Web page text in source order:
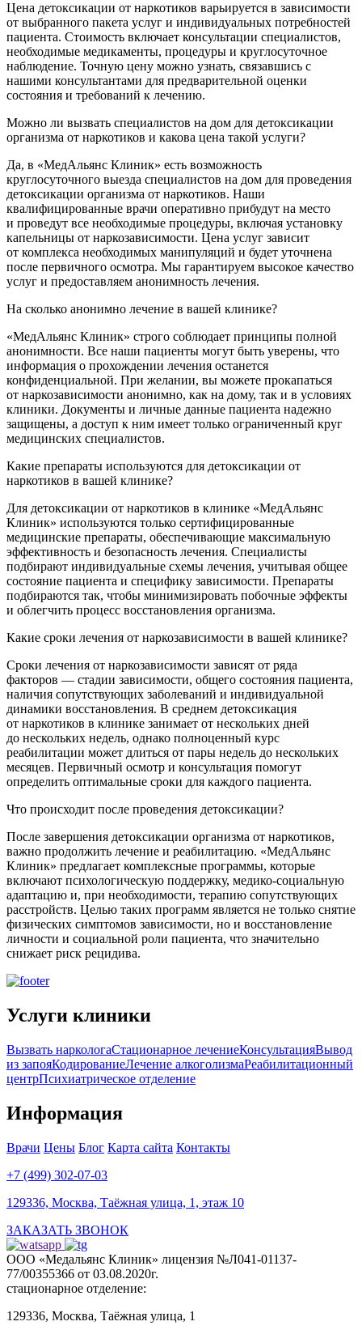
Цена детоксикации от наркотиков варьируется в зависимости
от выбранного пакета услуг и индивидуальных потребностей
пациента. Стоимость включает консультации специалистов,
необходимые медикаменты, процедуры и круглосуточное
наблюдение. Точную цену можно узнать, связавшись с
нашими консультантами для предварительной оценки
состояния и требований к лечению.
Можно ли вызвать специалистов на дом для детоксикации
организма от наркотиков и какова цена такой услуги?
Да, в «МедАльянс Клиник» есть возможность
круглосуточного выезда специалистов на дом для проведения
детоксикации организма от наркотиков. Наши
квалифицированные врачи оперативно прибудут на место
и проведут все необходимые процедуры, включая установку
капельницы от наркозависимости. Цена услуг зависит
от комплекса необходимых манипуляций и будет уточнена
после первичного осмотра. Мы гарантируем высокое качество
услуг и предоставляем анонимность лечения.
На сколько анонимно лечение в вашей клинике?
«МедАльянс Клиник» строго соблюдает принципы полной
анонимности. Все наши пациенты могут быть уверены, что
информация о прохождении лечения останется
конфиденциальной. При желании, вы можете прокапаться
от наркозависимости анонимно, как на дому, так и в условиях
клиники. Документы и личные данные пациента надежно
защищены, а доступ к ним имеет только ограниченный круг
медицинских специалистов.
Какие препараты используются для детоксикации от
наркотиков в вашей клинике?
Для детоксикации от наркотиков в клинике «МедАльянс
Клиник» используются только сертифицированные
медицинские препараты, обеспечивающие максимальную
эффективность и безопасность лечения. Специалисты
подбирают индивидуальные схемы лечения, учитывая общее
состояние пациента и специфику зависимости. Препараты
подбираются так, чтобы минимизировать побочные эффекты
и облегчить процесс восстановления организма.
Какие сроки лечения от наркозависимости в вашей клинике?
Сроки лечения от наркозависимости зависят от ряда
факторов — стадии зависимости, общего состояния пациента,
наличия сопутствующих заболеваний и индивидуальной
динамики восстановления. В среднем детоксикация
от наркотиков в клинике занимает от нескольких дней
до нескольких недель, однако полноценный курс
реабилитации может длиться от пары недель до нескольких
месяцев. Первичный осмотр и консультация помогут
определить оптимальные сроки для каждого пациента.
Что происходит после проведения детоксикации?
После завершения детоксикации организма от наркотиков,
важно продолжить лечение и реабилитацию. «МедАльянс
Клиник» предлагает комплексные программы, которые
включают психологическую поддержку, медико-социальную
адаптацию и, при необходимости, терапию сопутствующих
расстройств. Целью таких программ является не только снятие
физических симптомов зависимости, но и восстановление
личности и социальной роли пациента, что значительно
снижает риск рецидива.
Услуги клиники
Вызвать наркологаСтационарное лечениеКонсультацияВывод
из запояКодированиеЛечение алкоголизмаРеабилитационный
центрПсихиатрическое отделение
Информация
Врачи Цены Блог Карта сайта Контакты
+7 (499) 302-07-03
129336, Москва, Таёжная улица, 1, этаж 10
ЗАКАЗАТЬ ЗВОНОК
ООО «Медальянс Клиник» лицензия №Л041-01137-
77/00355366 от 03.08.2020г.
стационарное отделение:
129336, Москва, Таёжная улица, 1